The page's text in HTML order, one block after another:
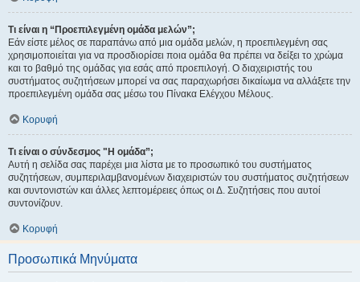
Τι είναι η “Προεπιλεγμένη ομάδα μελών”;
Εάν είστε μέλος σε παραπάνω από μια ομάδα μελών, η προεπιλεγμένη σας
χρησιμοποιείται για να προσδιορίσει ποια ομάδα θα πρέπει να δείξει το χρώμα
και το βαθμό της ομάδας για εσάς από προεπιλογή. Ο διαχειριστής του
συστήματος συζητήσεων μπορεί να σας παραχωρήσει δικαίωμα να αλλάξετε την
προεπιλεγμένη ομάδα σας μέσω του Πίνακα Ελέγχου Μέλους.
Κορυφή
Τι είναι ο σύνδεσμος "Η ομάδα”;
Αυτή η σελίδα σας παρέχει μια λίστα με το προσωπικό του συστήματος
συζητήσεων, συμπεριλαμβανομένων διαχειριστών του συστήματος συζητήσεων
και συντονιστών και άλλες λεπτομέρειες όπως οι Δ. Συζητήσεις που αυτοί
συντονίζουν.
Κορυφή
Προσωπικά Μηνύματα